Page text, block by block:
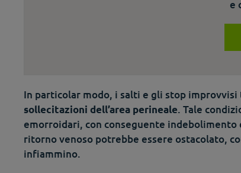
e
In particolar modo, i salti e gli stop
sollecitazioni dell’area perineale. Tale
emorroidari, con conseguente
ritorno venoso potrebbe essere ostacolato,
infiammino.